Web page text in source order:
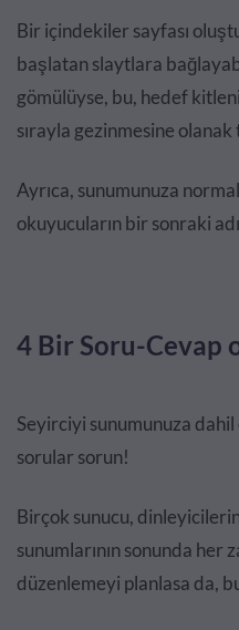
Bir içindekiler sayfası
başlatan slaytlara
gömülüyse, bu, hedef
sırayla gezinmesine olanak
Ayrıca, sunumunuza
okuyucuların bir sonraki
4 Bir Soru-Cevap
Seyirciyi sunumunuza
sorular sorun!
Birçok sunucu,
sunumlarının sonunda her
düzenlemeyi planlasa da,